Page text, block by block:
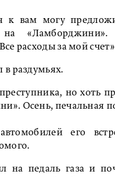
к вам могу
на
расходы за мой
в раздумьях.
но хоть
Осень, печальная
его
на педаль газа и